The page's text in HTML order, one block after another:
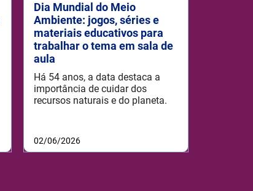
Dia Mundial do Meio
Ambiente: jogos, séries e
materiais educativos para
trabalhar o tema em sala de
aula
Há 54 anos, a data destaca a
importância de cuidar dos
recursos naturais e do planeta.
02/06/2026